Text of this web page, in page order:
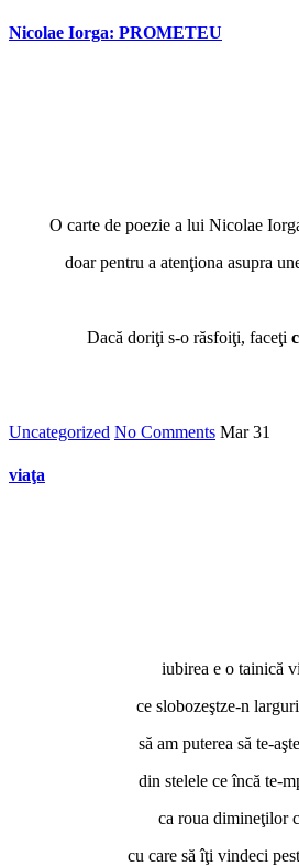
Nicolae Iorga: PROMETEU
O carte de poezie a lui Nicolae
doar pentru a atenţiona asupra
Dacă doriţi s-o răsfoiţi, faceţi
Uncategorized No Comments Mar 31
viaţa
iubirea e o tainică
ce slobozeştze-n
să am puterea să te-
din stelele ce încă te-
ca roua dimineţilor
cu care să îţi vindeci